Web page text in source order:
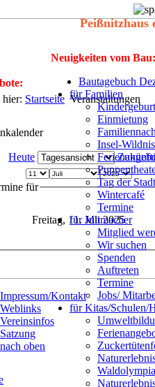
Peißnitzhaus
Neuigkeiten vom Bau:
Bautagebuch
für Familien
Einmietung
Insel-
Tag der
Wintercafé
Termine
für Mitmacher
Mitglied
Wir suchen
Spenden
Auftreten
Termine
Jobs/
für Kitas/Schulen/
hier: Startseite Veranstaltungen
Heute
für
Freitag, 11. Juli 2025
Impressum/Kontakt
Weblinks
Vereinsinfos
Satzung
nach oben